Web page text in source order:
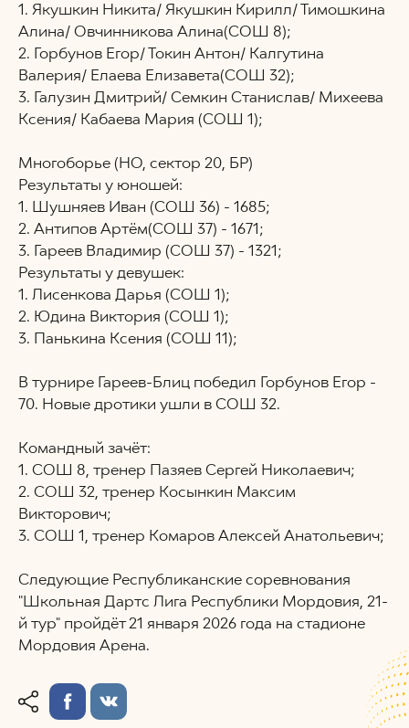
1. Якушкин Никита/ Якушкин Кирилл/ Тимошкина
Алина/ Овчинникова Алина(СОШ 8);
2. Горбунов Егор/ Токин Антон/ Калгутина
Валерия/ Елаева Елизавета(СОШ 32);
3. Галузин Дмитрий/ Семкин Станислав/ Михеева
Ксения/ Кабаева Мария (СОШ 1);
Многоборье (НО, сектор 20, БР)
Результаты у юношей:
1. Шушняев Иван (СОШ 36) - 1685;
2. Антипов Артём(СОШ 37) - 1671;
3. Гареев Владимир (СОШ 37) - 1321;
Результаты у девушек:
1. Лисенкова Дарья (СОШ 1);
2. Юдина Виктория (СОШ 1);
3. Панькина Ксения (СОШ 11);
В турнире Гареев-Блиц победил Горбунов Егор -
70. Новые дротики ушли в СОШ 32.
Командный зачёт:
1. СОШ 8, тренер Пазяев Сергей Николаевич;
2. СОШ 32, тренер Косынкин Максим
Викторович;
3. СОШ 1, тренер Комаров Алексей Анатольевич;
Следующие Республиканские соревнования
"Школьная Дартс Лига Республики Мордовия, 21-
й тур" пройдёт 21 января 2026 года на стадионе
Мордовия Арена.